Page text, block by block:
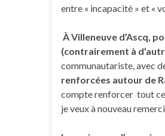
entre « incapacité » et «
À Villeneuve d’Ascq,
(contrairement à
communautariste, avec
renforcées autour de
compte renforcer tout
je veux à nouveau